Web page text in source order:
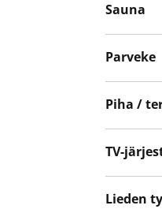
Sauna
Parveke
Piha /
TV-
Lieden